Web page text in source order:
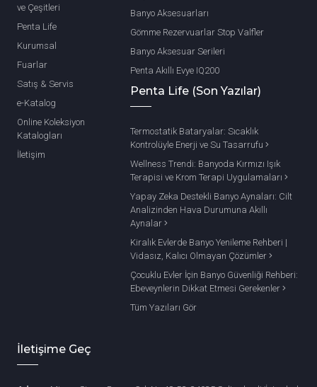
ve Çeşitleri
Penta Life
Kurumsal
Fuarlar
Satış & Servis
e-Katalog
Online Koleksiyon
Katalogları
İletişim
Banyo Aksesuarları
Gömme Rezervuarlar Stop Valfler
Banyo Aksesuar Serileri
Penta Akıllı Evye IQ200
Penta Life (Son Yazılar)
Termostatik Bataryalar: Sıcaklık
Kontrolüyle Enerji ve Su Tasarrufu
Wellness Trendi: Banyoda Kırmızı Işık
Terapisi ve Krom Terapi Uygulamaları
Yapay Zeka Destekli Banyo Aynaları: Cilt
Analizinden Hava Durumuna Akıllı
Aynalar
Kiralık Evlerde Banyo Yenileme Rehberi |
Vidasız, Kalıcı Olmayan Çözümler
Çocuklu Evler İçin Banyo Güvenliği Rehberi:
Ebeveynlerin Dikkat Etmesi Gerekenler
Tüm Yazıları Gör
İletişime Geç